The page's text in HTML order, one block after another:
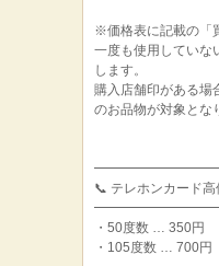
※価格表に記載の「
一度も使用していな
します。
購入店舗印がある場
のお品物が対象とな
📞 テレホンカード高
・50度数 … 350円
・105度数 … 700円